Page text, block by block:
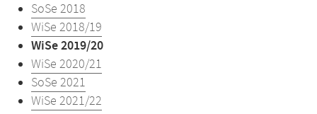
SoSe 2018
WiSe 2018/19
WiSe 2019/20
WiSe 2020/21
SoSe 2021
WiSe 2021/22